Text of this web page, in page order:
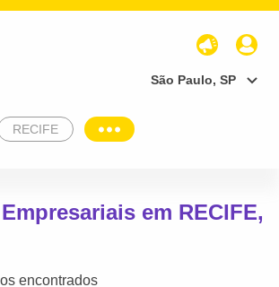
São Paulo, SP
RECIFE
em RECIFE,
encontrados